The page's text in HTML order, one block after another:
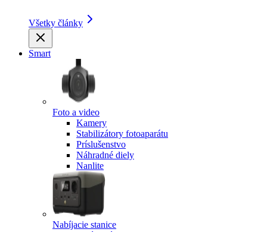
Všetky články
Smart
Foto a video
Kamery
Stabilizátory fotoaparátu
Príslušenstvo
Náhradné diely
Nanlite
Nabíjacie stanice